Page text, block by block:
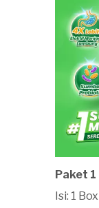
Paket
Isi: 1